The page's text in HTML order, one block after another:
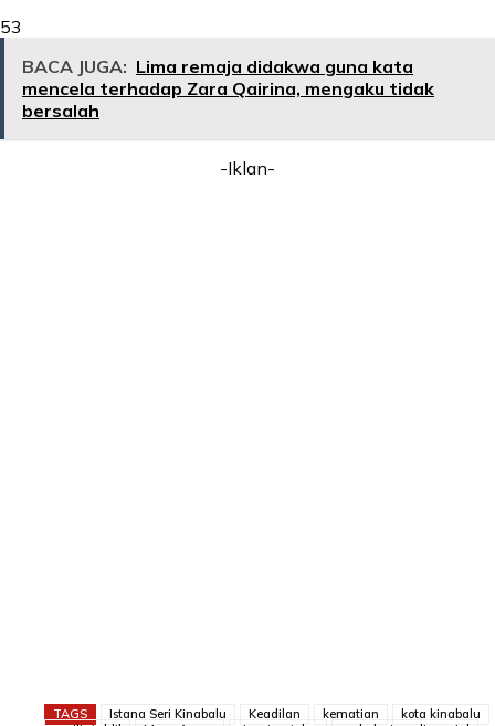
53
BACA JUGA: Lima remaja didakwa guna kata
mencela terhadap Zara Qairina, mengaku tidak
bersalah
-Iklan-
TAGS Istana Seri Kinabalu Keadilan kematian
kota kinabalu